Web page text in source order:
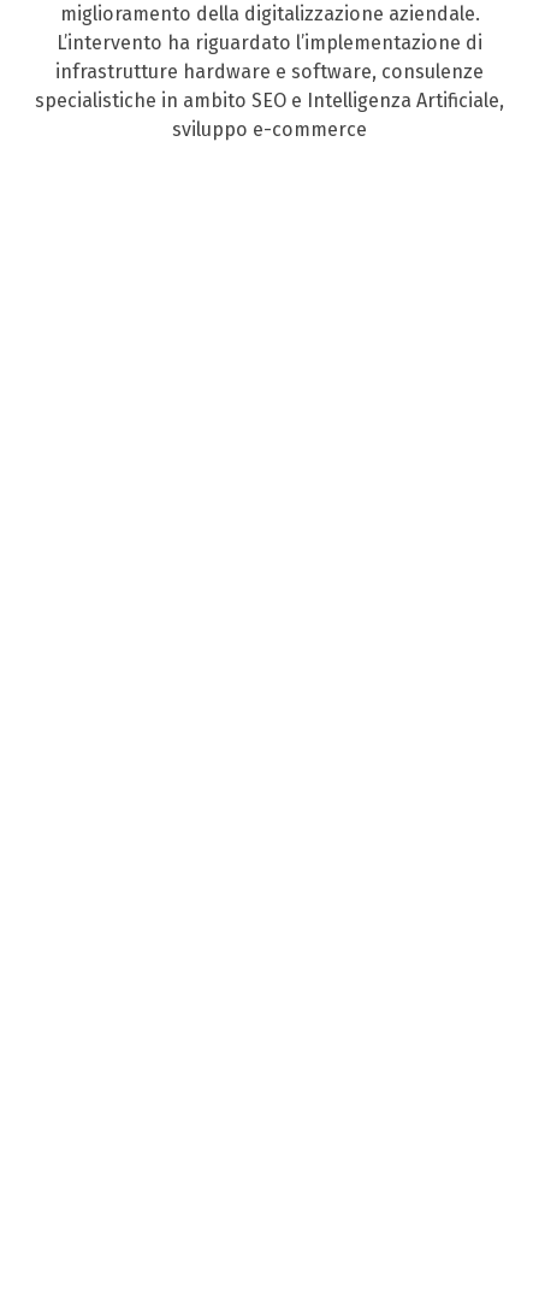
miglioramento della digitalizzazione aziendale.
L’intervento ha riguardato l’implementazione di
infrastrutture hardware e software, consulenze
specialistiche in ambito SEO e Intelligenza Artificiale,
sviluppo e-commerce